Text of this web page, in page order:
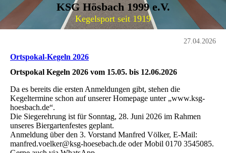
KSG Hösbach 1999 e.V.
Kegelsport seit 1919
27.04.2026
Ortspokal-Kegeln 2026
Ortspokal Kegeln 2026 vom 15.05. bis 12.06.2026
Da es bereits die ersten Anmeldungen gibt, stehen die
Kegeltermine schon auf unserer Homepage unter „www.ksg-
hoesbach.de“.
Die Siegerehrung ist für Sonntag, 28. Juni 2026 im Rahmen
unseres Biergartenfestes geplant.
Anmeldung über den 3. Vorstand Manfred Völker, E-Mail:
manfred.voelker@ksg-hoesebach.de oder Mobil 0170 3545085.